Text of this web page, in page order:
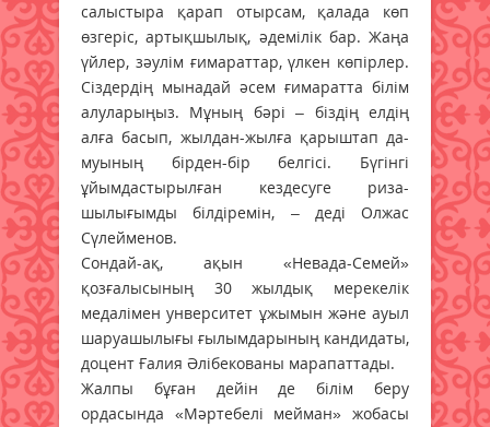
салыстыра қарап отырсам, қалада көп
өзгеріс, артықшылық, әдемілік бар. Жаңа
үйлер, зәулім ғимараттар, үлкен көпірлер.
Сіздердің мынадай әсем ғимаратта білім
алуларыңыз. Мұның бәрі – біздің елдің
алға ба­сып, жылдан-жылға қарыштап да­
муының бірден-бір белгісі. Бүгінгі
ұйымдастырылған кездесуге риза­
шылығымды білдіремін, – деді Олжас
Сүлейменов.
Сондай-ақ, ақын «Невада-Семей»
қозғалысының 30 жылдық мерекелік
медалімен унверситет ұжымын және ауыл
шаруашылығы ғылымдарының кандидаты,
доцент Ғалия Әлібекованы марапаттады.
Жалпы бұған дейін де білім беру
ордасында «Мәртебелі мейман» жобасы